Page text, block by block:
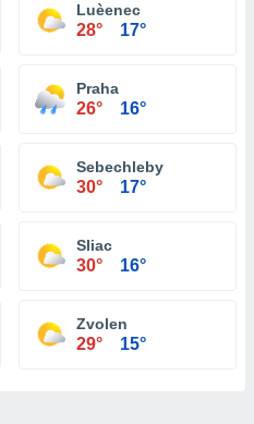
Luèenec
28° 17°
Praha
26° 16°
Sebechleby
30° 17°
Sliac
30° 16°
Zvolen
29° 15°